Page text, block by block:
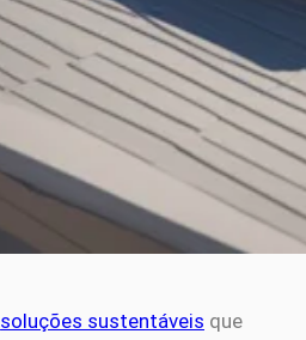
soluções sustentáveis que